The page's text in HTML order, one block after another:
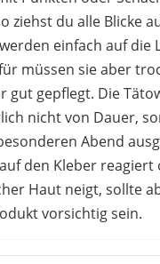
ziehst du alle Blicke
einfach auf die
müssen sie aber
gut gepflegt. Die
nicht von Dauer,
Abend
den Kleber reagiert
Haut neigt, sollte
vorsichtig sein.
gibt es noch